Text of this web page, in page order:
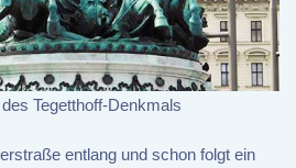
Tegetthoff-Denkmals
entlang und schon folgt ein